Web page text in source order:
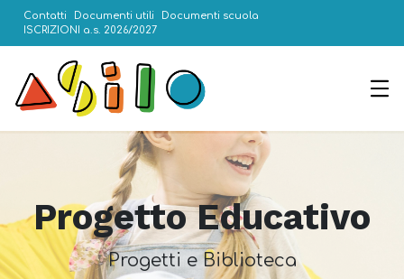
Contatti Documenti utili
Documenti scuola
ISCRIZIONI a.s. 2026/2027
Progetto Educativo
Progetti e Biblioteca